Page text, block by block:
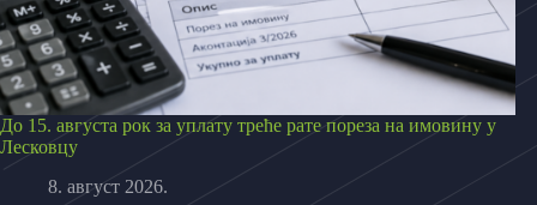
До 15. августа рок за уплату треће рате пореза на имовину у
Лесковцу
8. август 2026.